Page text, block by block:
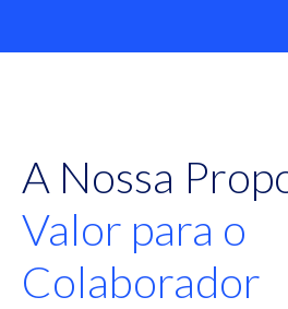
A Nossa
Valor para o
Colaborador